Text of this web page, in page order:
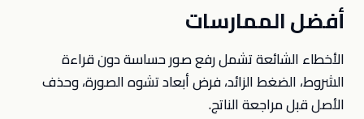
أفضل الممارسات
الأخطاء الشائعة تشمل رفع صور حساسة دون قراءة
الشروط، الضغط الزائد، فرض أبعاد تشوه الصورة، وحذف
الأصل قبل مراجعة الناتج.